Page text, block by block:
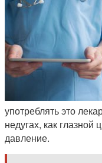
употреблять это
недугах, как глазной
давление.